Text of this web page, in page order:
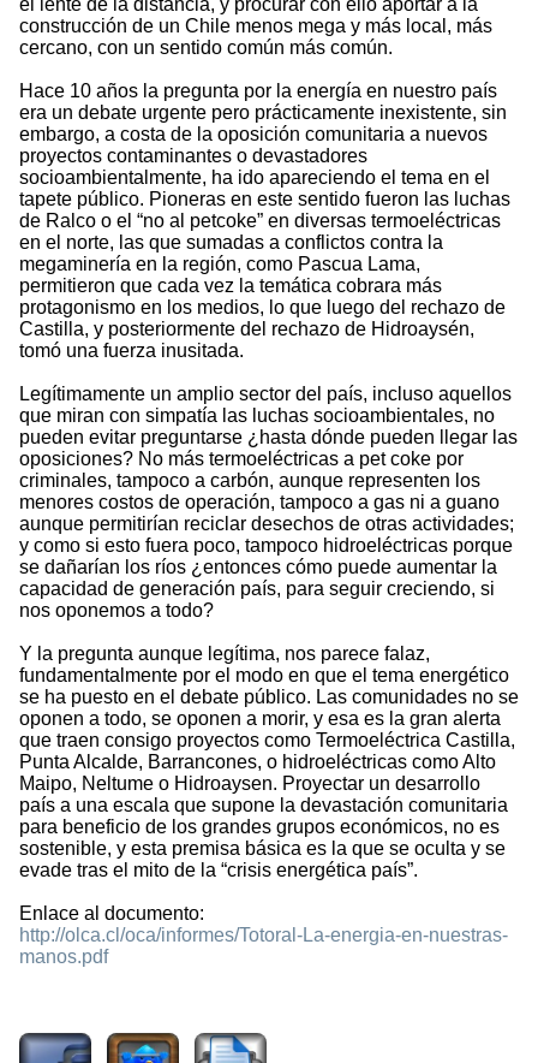
el lente de la distancia, y procurar con ello aportar a la
construcción de un Chile menos mega y más local, más
cercano, con un sentido común más común.
Hace 10 años la pregunta por la energía en nuestro país
era un debate urgente pero prácticamente inexistente, sin
embargo, a costa de la oposición comunitaria a nuevos
proyectos contaminantes o devastadores
socioambientalmente, ha ido apareciendo el tema en el
tapete público. Pioneras en este sentido fueron las luchas
de Ralco o el “no al petcoke” en diversas termoeléctricas
en el norte, las que sumadas a conflictos contra la
megaminería en la región, como Pascua Lama,
permitieron que cada vez la temática cobrara más
protagonismo en los medios, lo que luego del rechazo de
Castilla, y posteriormente del rechazo de Hidroaysén,
tomó una fuerza inusitada.
Legítimamente un amplio sector del país, incluso aquellos
que miran con simpatía las luchas socioambientales, no
pueden evitar preguntarse ¿hasta dónde pueden llegar las
oposiciones? No más termoeléctricas a pet coke por
criminales, tampoco a carbón, aunque representen los
menores costos de operación, tampoco a gas ni a guano
aunque permitirían reciclar desechos de otras actividades;
y como si esto fuera poco, tampoco hidroeléctricas porque
se dañarían los ríos ¿entonces cómo puede aumentar la
capacidad de generación país, para seguir creciendo, si
nos oponemos a todo?
Y la pregunta aunque legítima, nos parece falaz,
fundamentalmente por el modo en que el tema energético
se ha puesto en el debate público. Las comunidades no se
oponen a todo, se oponen a morir, y esa es la gran alerta
que traen consigo proyectos como Termoeléctrica Castilla,
Punta Alcalde, Barrancones, o hidroeléctricas como Alto
Maipo, Neltume o Hidroaysen. Proyectar un desarrollo
país a una escala que supone la devastación comunitaria
para beneficio de los grandes grupos económicos, no es
sostenible, y esta premisa básica es la que se oculta y se
evade tras el mito de la “crisis energética país”.
Enlace al documento:
http://olca.cl/oca/informes/Totoral-La-energia-en-nuestras-
manos.pdf